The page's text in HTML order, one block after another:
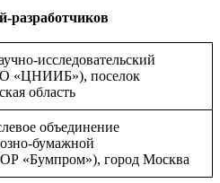
разработчиков
исследовательский
«ЦНИИБ»), поселок
область
объединение
бумажной
«Бумпром»), город Москва